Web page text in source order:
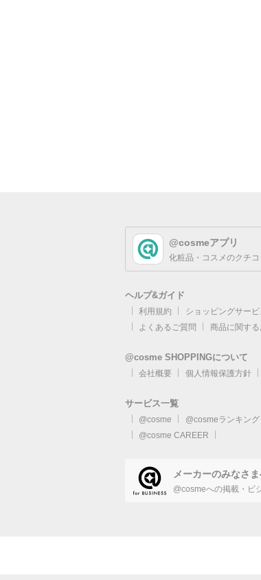
@cosmeアプリ
化粧品・コスメのクチ
ヘルプ&ガイド
利用規約 ショッピングサー
よくあるご質問
商品に関す
@cosme SHOPPINGについて
会社概要 個人情報保護方針
サービス一覧
@cosme @cosmeランキング
@cosme CAREER
メーカーのみなさ
@cosmeへの掲載・ビ